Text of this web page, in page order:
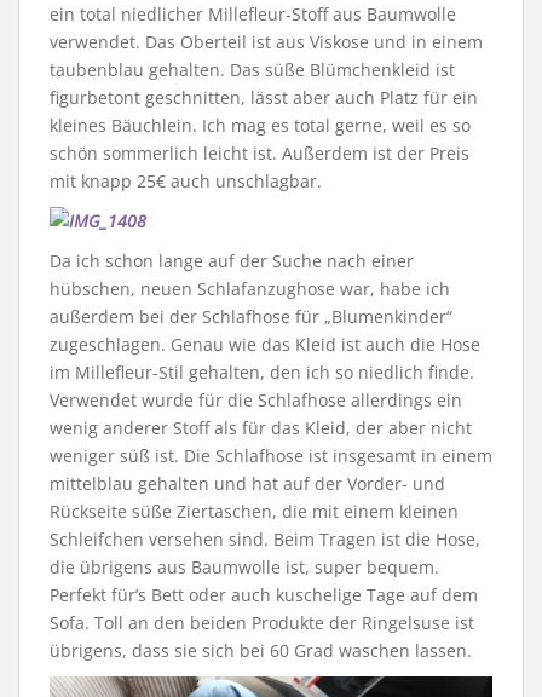
ein total niedlicher Millefleur-Stoff aus Baumwolle
verwendet. Das Oberteil ist aus Viskose und in einem
taubenblau gehalten. Das süße Blümchenkleid ist
figurbetont geschnitten, lässt aber auch Platz für ein
kleines Bäuchlein. Ich mag es total gerne, weil es so
schön sommerlich leicht ist. Außerdem ist der Preis
mit knapp 25€ auch unschlagbar.
Da ich schon lange auf der Suche nach einer
hübschen, neuen Schlafanzughose war, habe ich
außerdem bei der Schlafhose für „Blumenkinder“
zugeschlagen. Genau wie das Kleid ist auch die Hose
im Millefleur-Stil gehalten, den ich so niedlich finde.
Verwendet wurde für die Schlafhose allerdings ein
wenig anderer Stoff als für das Kleid, der aber nicht
weniger süß ist. Die Schlafhose ist insgesamt in einem
mittelblau gehalten und hat auf der Vorder- und
Rückseite süße Ziertaschen, die mit einem kleinen
Schleifchen versehen sind. Beim Tragen ist die Hose,
die übrigens aus Baumwolle ist, super bequem.
Perfekt für’s Bett oder auch kuschelige Tage auf dem
Sofa. Toll an den beiden Produkte der Ringelsuse ist
übrigens, dass sie sich bei 60 Grad waschen lassen.